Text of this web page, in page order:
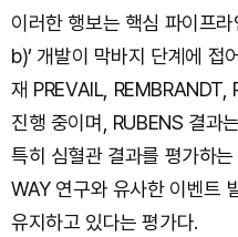
이러한 행보는 핵심 파이프
b)’ 개발이 막바지 단계에 접
재 PREVAIL,
진행 중이며, RUBENS 결과
특히 심혈관 결과를 평가하
WAY 연구와 유사한 이벤트
유지하고 있다는 평가다.